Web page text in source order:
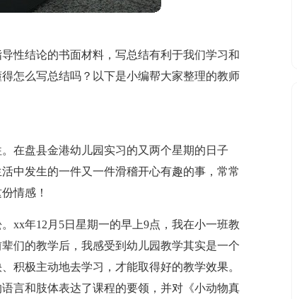
性结论的书面材料，写总结有利于我们学习和
怎么写总结吗？以下是小编帮大家整理的教师
在盘县金港幼儿园实习的又两个星期的日子
中发生的一件又一件滑稽开心有趣的事，常常
情感！
xx年12月5日星期一的早上9点，我在小一班教
们的教学后，我感受到幼儿园教学其实是一个
积极主动地去学习，才能取得好的教学效果。
言和肢体表达了课程的要领，并对《小动物真